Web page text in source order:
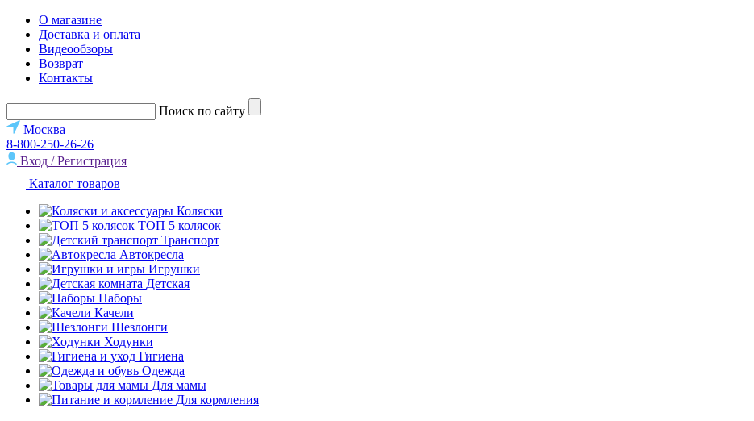
О магазине
Доставка и оплата
Видеообзоры
Возврат
Контакты
Поиск по сайту
Москва
8-800-250-26-26
Вход / Регистрация
Каталог товаров
Коляски
ТОП 5 колясок
Транспорт
Автокресла
Игрушки
Детская
Наборы
Качели
Шезлонги
Ходунки
Гигиена
Одежда
Для мамы
Для кормления